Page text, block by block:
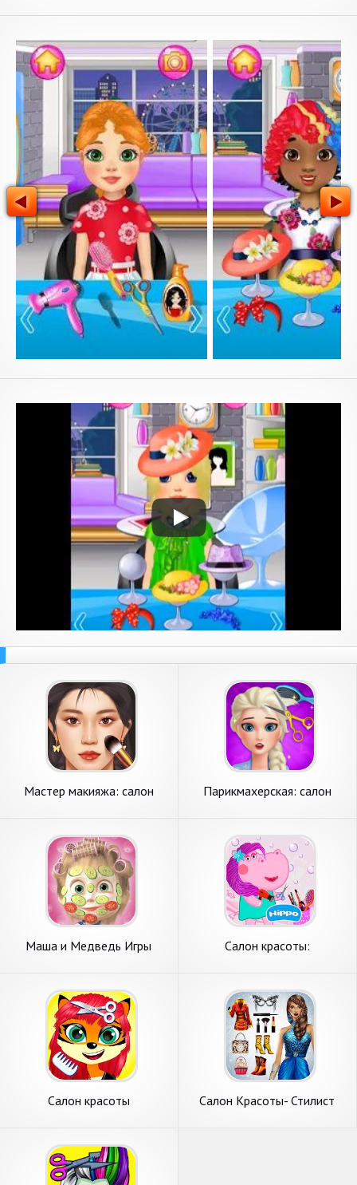
Мастер макияжа: салон
Парикмахерская: салон
Маша и Медведь Игры
Салон красоты:
Салон красоты
Салон Красоты- Стилист